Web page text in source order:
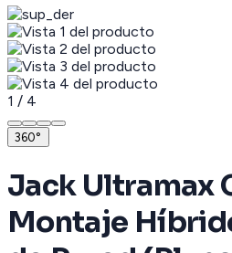
1 / 4
360°
Jack Ultramax
Montaje